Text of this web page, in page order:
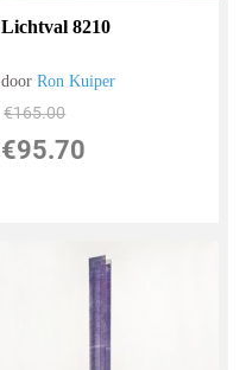
Lichtval 8210
doorRon Kuiper
€165.00
€95.70